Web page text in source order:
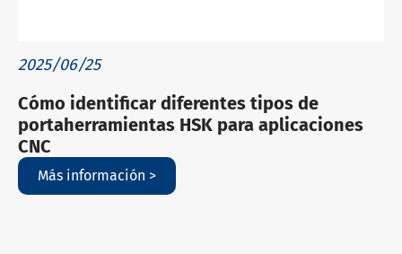
2025/06/25
Cómo identificar diferentes tipos de
portaherramientas HSK para aplicaciones
CNC
Más información >